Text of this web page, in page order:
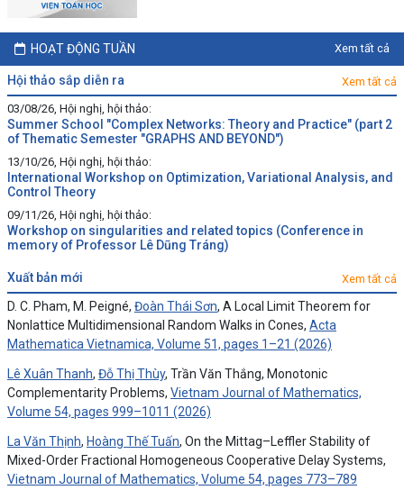
HOẠT ĐỘNG TUẦN Xem tất cả
hội thảo sắp diễn ra
Xem tất cả
03/08/26, Hội nghị, hội thảo:
Summer School "Complex Networks: Theory and Practice" (part 2
of Thematic Semester "GRAPHS AND BEYOND")
13/10/26, Hội nghị, hội thảo:
International Workshop on Optimization, Variational Analysis, and
Control Theory
09/11/26, Hội nghị, hội thảo:
Workshop on singularities and related topics (Conference in
memory of Professor Lê Dũng Tráng)
xuất bản mới Xem tất cả
D. C. Pham, M. Peigné, Đoàn Thái Sơn, A Local Limit Theorem for
Nonlattice Multidimensional Random Walks in Cones, Acta
Mathematica Vietnamica, Volume 51, pages 1–21 (2026)
Lê Xuân Thanh, Đỗ Thị Thùy, Trần Văn Thắng, Monotonic
Complementarity Problems, Vietnam Journal of Mathematics,
Volume 54, pages 999–1011 (2026)
La Văn Thịnh, Hoàng Thế Tuấn, On the Mittag–Leffler Stability of
Mixed-Order Fractional Homogeneous Cooperative Delay Systems,
Vietnam Journal of Mathematics, Volume 54, pages 773–789